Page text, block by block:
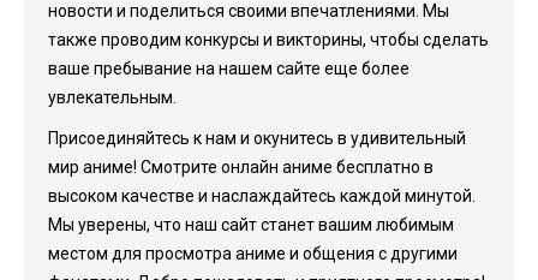
новости и поделиться своими впечатлениями. Мы
также проводим конкурсы и викторины, чтобы сделать
ваше пребывание на нашем сайте еще более
увлекательным.
Присоединяйтесь к нам и окунитесь в удивительный
мир аниме! Смотрите онлайн аниме бесплатно в
высоком качестве и наслаждайтесь каждой минутой.
Мы уверены, что наш сайт станет вашим любимым
местом для просмотра аниме и общения с другими